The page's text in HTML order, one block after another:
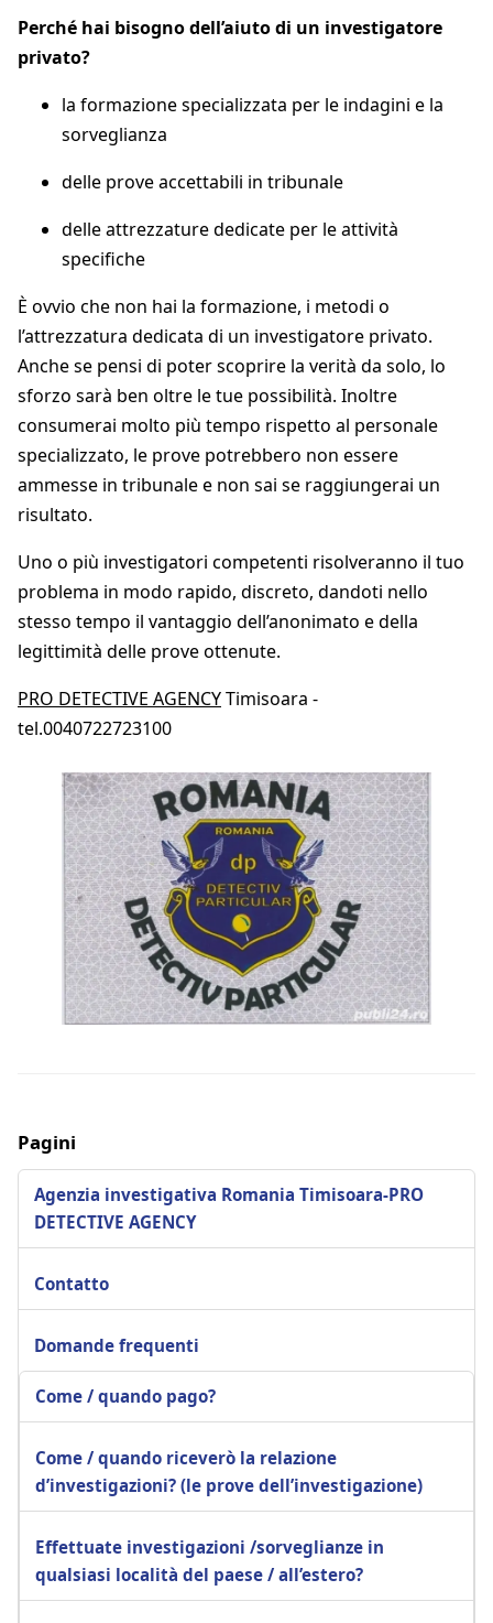
Perché hai bisogno dell’aiuto di un investigatore
privato?
la formazione specializzata per le indagini e la
sorveglianza
delle prove accettabili in tribunale
delle attrezzature dedicate per le attività
specifiche
È ovvio che non hai la formazione, i metodi o
l’attrezzatura dedicata di un investigatore privato.
Anche se pensi di poter scoprire la verità da solo, lo
sforzo sarà ben oltre le tue possibilità. Inoltre
consumerai molto più tempo rispetto al personale
specializzato, le prove potrebbero non essere
ammesse in tribunale e non sai se raggiungerai un
risultato.
Uno o più investigatori competenti risolveranno il tuo
problema in modo rapido, discreto, dandoti nello
stesso tempo il vantaggio dell’anonimato e della
legittimità delle prove ottenute.
PRO DETECTIVE AGENCYTimisoara -
tel.0040722723100
Pagini
Agenzia investigativa Romania Timisoara-PRO
DETECTIVE AGENCY
Contatto
Domande frequenti
Come / quando pago?
Come / quando riceverò la relazione
d’investigazioni? (le prove dell’investigazione)
Effettuate investigazioni /sorveglianze in
qualsiasi località del paese / all’estero?